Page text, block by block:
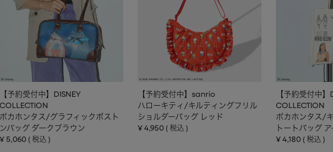
【予約受付中】DISNEY
COLLECTION
ポカホンタス/グラフィックボスト
ンバッグ ダークブラウン
¥ 5,060 税込
【予約受付中】sanrio
ハローキティ/キルティングフリル
ショルダーバッグ レッド
¥ 4,950 税込
【予約受付中】
COLLECTION
ポカホンタス/
トートバッグ
¥ 4,180 税込